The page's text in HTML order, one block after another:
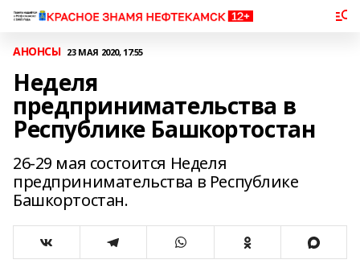
АНОНСЫ 23 МАЯ 2020, 17:55
Неделя
предпринимательства в
Республике Башкортостан
26-29 мая состоится Неделя
предпринимательства в Республике
Башкортостан.